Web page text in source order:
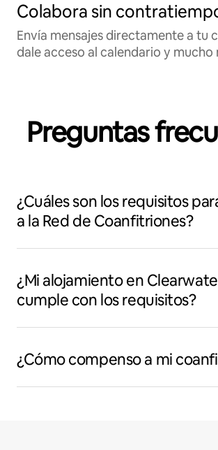
Colabora sin
Envía mensajes directamente a tu
dale acceso al calendario y mucho
Preguntas
¿Cuáles son los requisitos
a la Red de Coanfitriones?
¿Mi alojamiento en
cumple con los requisitos?
¿Cómo compenso a mi